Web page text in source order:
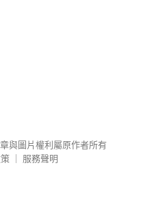
與圖片權利屬原作者所有
服務聲明